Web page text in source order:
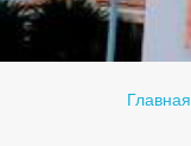
Главная
Офис г. Москва